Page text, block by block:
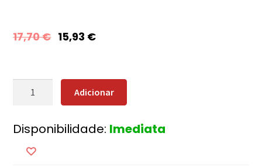
17,70€ 15,93 €
Quantidade
Vícios
dos
Escritores
Adicionar
Disponibilidade: Imediata